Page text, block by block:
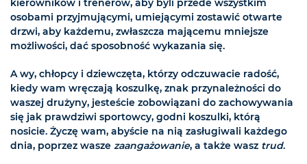
kierowników i trenerów, aby byli przede wszystkim
osobami przyjmującymi, umiejącymi zostawić otwarte
drzwi, aby każdemu, zwłaszcza mającemu mniejsze
możliwości, dać sposobność wykazania się.
A wy, chłopcy i dziewczęta, którzy odczuwacie radość,
kiedy wam wręczają koszulkę, znak przynależności do
waszej drużyny, jesteście zobowiązani do zachowywania
się jak prawdziwi sportowcy, godni koszulki, którą
nosicie. Życzę wam, abyście na nią zasługiwali każdego
dnia, poprzez wasze zaangażowanie, a także wasz trud.